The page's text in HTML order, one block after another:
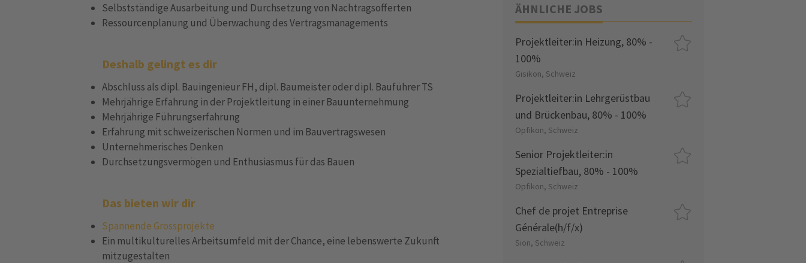
Selbstständige Ausarbeitung und Durchsetzung von Nachtragsofferten
Ressourcenplanung und Überwachung des Vertragsmanagements
Deshalb gelingt es dir
Abschluss als dipl. Bauingenieur FH, dipl. Baumeister oder dipl. Bauführer TS
Mehrjährige Erfahrung in der Projektleitung in einer Bauunternehmung
Mehrjährige Führungserfahrung
Erfahrung mit schweizerischen Normen und im Bauvertragswesen
Unternehmerisches Denken
Durchsetzungsvermögen und Enthusiasmus für das Bauen
Das bieten wir dir
Spannende Grossprojekte
Ein multikulturelles Arbeitsumfeld mit der Chance, eine lebenswerte Zukunft
mitzugestalten
ÄHNLICHE JOBS
Projektleiter:in Heizung, 80% -
100%
Gisikon, Schweiz
Projektleiter:in Lehrgerüstbau
und Brückenbau, 80% - 100%
Opfikon, Schweiz
Senior Projektleiter:in
Spezialtiefbau, 80% - 100%
Opfikon, Schweiz
Chef de projet Entreprise
Générale(h/f/x)
Sion, Schweiz